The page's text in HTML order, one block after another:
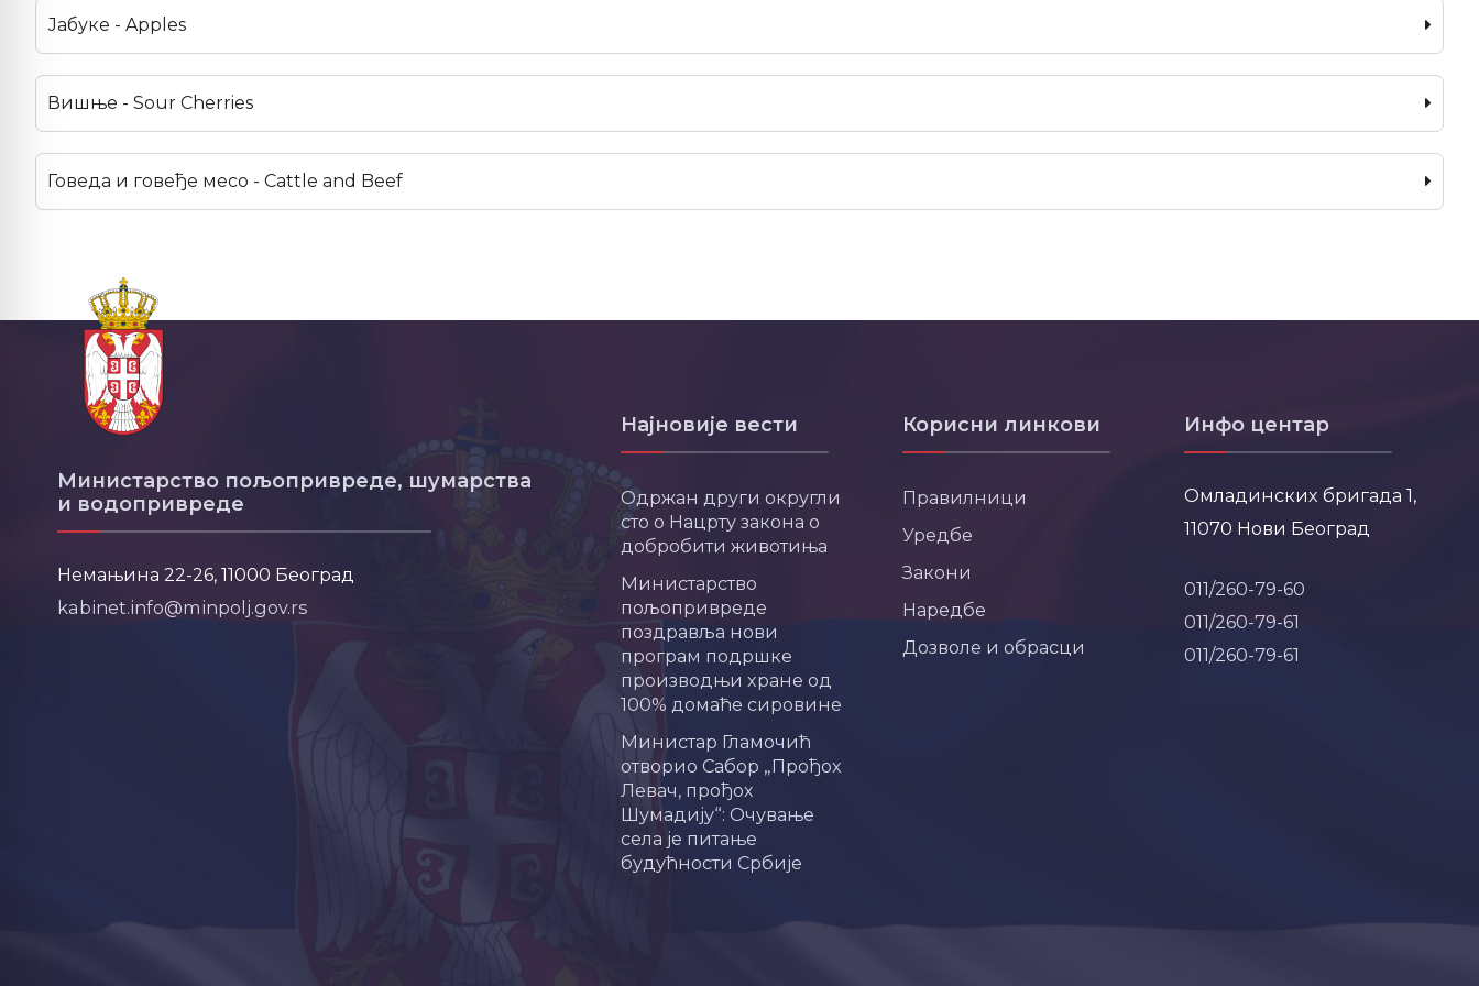
Јабуке - Apples
Вишње - Sour Cherries
Говеда и говеђе месо - Cattle and Beef
Министарство пољопривреде, шумарства
и водопривреде
Немањина 22-26, 11000 Београд
kabinet.info@minpolj.gov.rs
Најновије вести
Одржан други округли
сто о Нацрту закона о
добробити животиња
Министарство
пољопривреде
поздравља нови
програм подршке
производњи хране од
100% домаће сировине
Министар Гламочић
отворио Сабор „Прођох
Левач, прођох
Шумадију“: Очување
села је питање
будућности Србије
Корисни линкови
Правилници
Уредбе
Закони
Наредбе
Дозволе и обрасци
Инфо центар
Омладинских бригада 1,
11070 Нови Београд
011/260-79-60
011/260-79-61
011/260-79-61